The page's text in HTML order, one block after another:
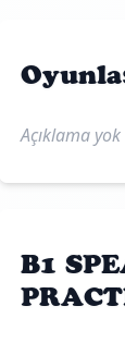
Açıklama yok
B1